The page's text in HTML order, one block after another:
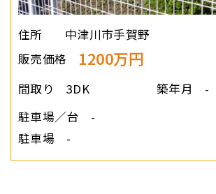
住所
中津川市手賀野
販売価格
1200万円
間取り 3DK 築年月
-
駐車場／台
-
駐車場
-